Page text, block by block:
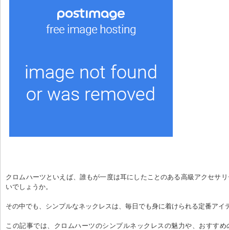
クロムハーツといえば、誰もが一度は耳にしたことのある高級アクセサ
いでしょうか。
その中でも、シンプルなネックレスは、毎日でも身に着けられる定番アイ
この記事では、クロムハーツのシンプルネックレスの魅力や、おすす